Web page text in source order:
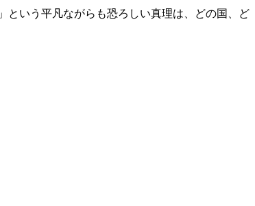
という平凡ながらも恐ろしい真理は、どの国、ど